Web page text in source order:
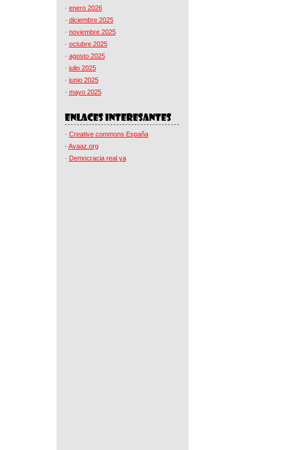
· enero 2026
· diciembre 2025
· noviembre 2025
· octubre 2025
· agosto 2025
· julio 2025
· junio 2025
· mayo 2025
· Creative commons España
· Avaaz.org
· Democracia real ya